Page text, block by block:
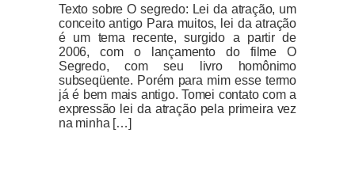
Texto sobre O segredo: Lei da atração, um
conceito antigo Para muitos, lei da atração
é um tema recente, surgido a partir de
2006, com o lançamento do filme O
Segredo, com seu livro homônimo
subseqüente. Porém para mim esse termo
já é bem mais antigo. Tomei contato com a
expressão lei da atração pela primeira vez
na minha […]